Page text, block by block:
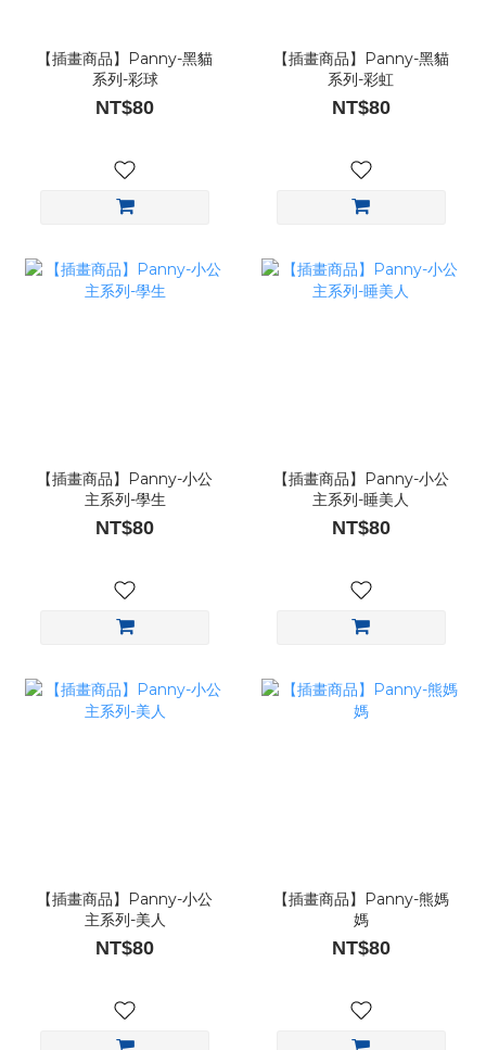
【插畫商品】Panny-黑貓
系列-彩球
NT$80
【插畫商品】Panny-黑貓
系列-彩虹
NT$80
【插畫商品】Panny-小公
主系列-學生
NT$80
【插畫商品】Panny-小公
主系列-睡美人
NT$80
【插畫商品】Panny-小公
主系列-美人
NT$80
【插畫商品】Panny-熊媽
媽
NT$80